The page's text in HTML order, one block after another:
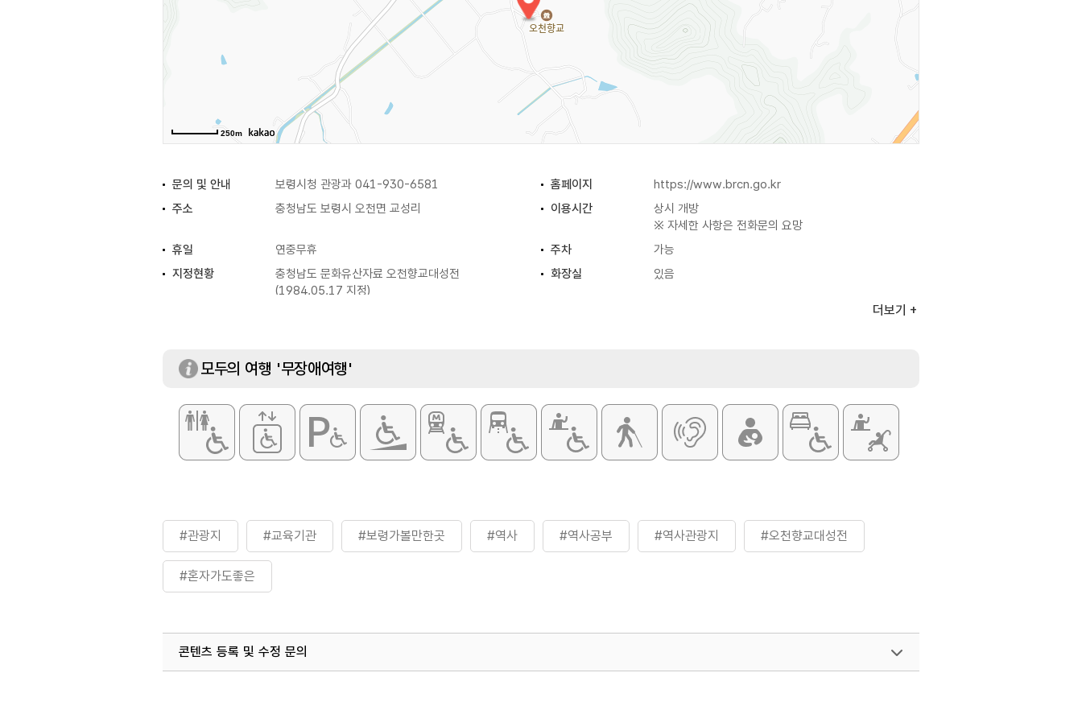
250m
문의 및 안내 보령시청 관광과 041-930-6581 홈페이지
https://www.brcn.go.kr
주소
충청남도 보령시 오천면 교성리 이용시간
상시 개방
※ 자세한 사항은 전화문의 요망
휴일
연중무휴 주차
가능
지정현황
충청남도 문화유산자료 오천향교대성전
(1984.05.17 지정)
화장실 있음
더보기
모두의 여행 '무장애여행'
#관광지 #교육기관 #보령가볼만한곳 #역사 #역사공부 #역사관광지 #오천향교대성전
#혼자가도좋은
콘텐츠 등록 및 수정 문의